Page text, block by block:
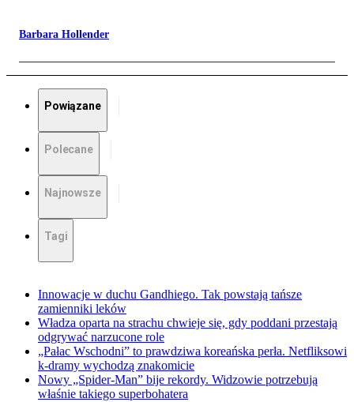
Barbara Hollender
Powiązane
Polecane
Najnowsze
Tagi
Innowacje w duchu Gandhiego. Tak powstają tańsze
zamienniki leków
Władza oparta na strachu chwieje się, gdy poddani przestają
odgrywać narzucone role
„Pałac Wschodni” to prawdziwa koreańska perła. Netfliksowi
k-dramy wychodzą znakomicie
Nowy „Spider-Man” bije rekordy. Widzowie potrzebują
właśnie takiego superbohatera